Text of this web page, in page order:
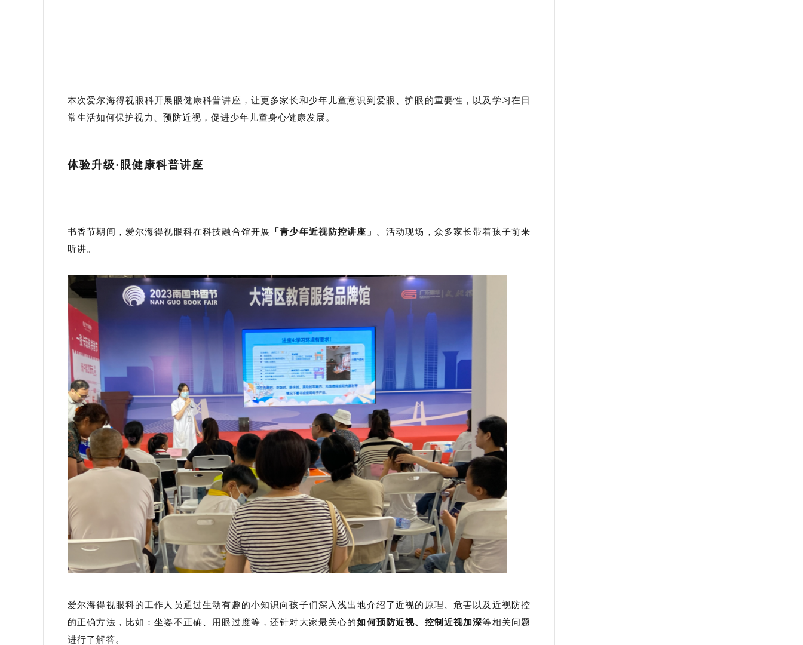
本次爱尔海得视眼科开展眼健康科普讲座，让更多家长和少年儿童意识到爱眼、护眼的重要性，以及学习在日
常生活如何保护视力、预防近视，促进少年儿童身心健康发展。
体验升级·眼健康科普讲座
书香节期间，爱尔海得视眼科在科技融合馆开展 「青少年近视防控讲座」 。活动现场，众多家长带着孩子前来
听讲。
爱尔海得视眼科的工作人员通过生动有趣的小知识向孩子们深入浅出地介绍了近视的原理、危害以及近视防控
的正确方法，比如：坐姿不正确、用眼过度等，还针对大家最关心的如何预防近视、控制近视加深等相关问题
进行了解答。